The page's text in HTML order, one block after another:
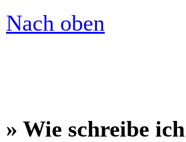
Nach oben
» Wie schreibe